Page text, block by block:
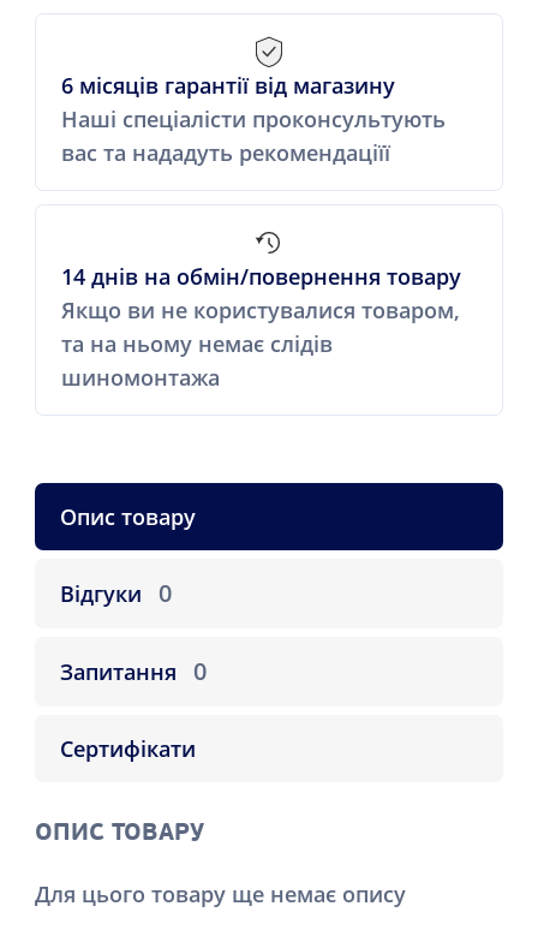
6 місяців гарантії від магазину
Наші спеціалісти проконсультують
вас та нададуть рекомендаціїї
14 днів на обмін/повернення товару
Якщо ви не користувалися товаром,
та на ньому немає слідів
шиномонтажа
Опис товару
Відгуки 0
Запитання 0
Сертифікати
ОПИС ТОВАРУ
Для цього товару ще немає опису